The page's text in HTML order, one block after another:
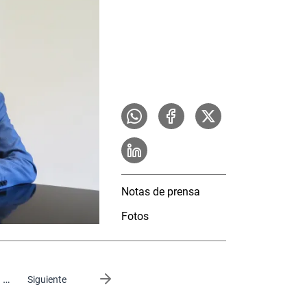
Notas de prensa
Fotos
… Siguiente
página